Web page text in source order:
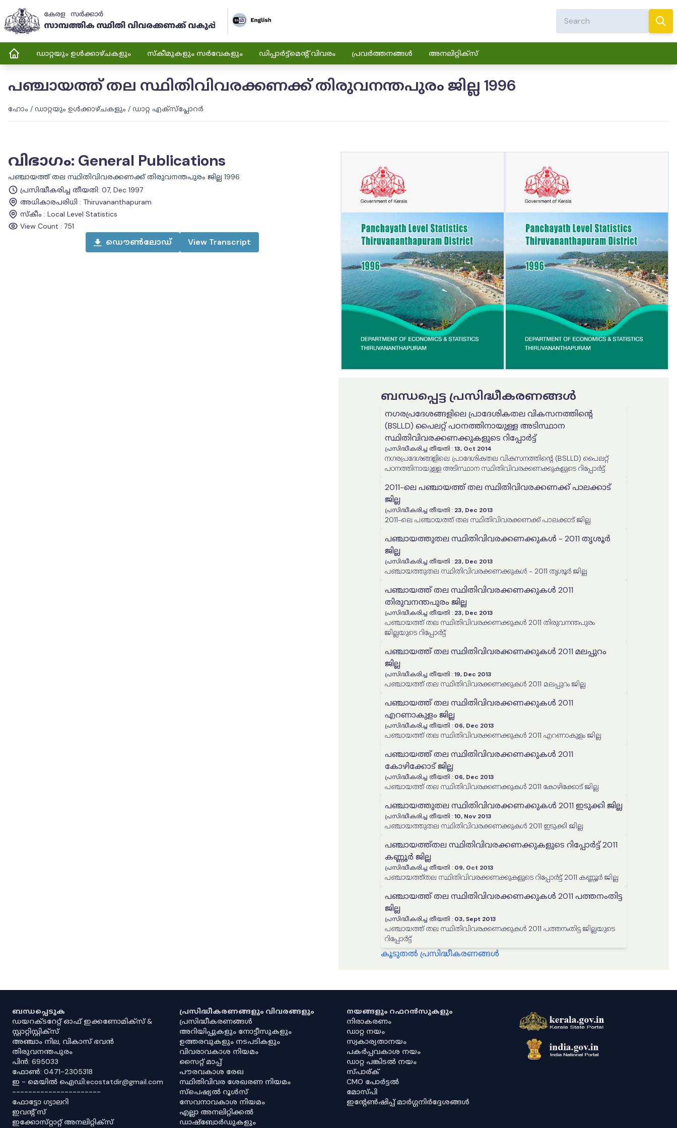
ഡാറ്റയും ഉൾക്കാഴ്ചകളും സ്കീമുകളും സർവേകളും ഡിപ്പാർട്ട്മെന്റ് വിവരം പ്രവർത്തനങ്ങൾ അനലിറ്റിക്സ്
പഞ്ചായത്ത് തല സ്ഥിതിവിവരക്കണക്ക് തിരുവനന്തപുരം ജില്ല 1996
ഹോം / ഡാറ്റയും ഉൾക്കാഴ്ചകളും / ഡാറ്റ എക്സ്പ്ലോറർ
വിഭാഗം: General Publications
പഞ്ചായത്ത് തല സ്ഥിതിവിവരക്കണക്ക് തിരുവനന്തപുരം ജില്ല 1996
പ്രസിദ്ധീകരിച്ച തീയതി: 07, Dec 1997
അധികാരപരിധി : Thiruvananthapuram
സ്കീം : Local Level Statistics
View Count : 751
ഡൌൺലോഡ് View Transcript
ബന്ധപ്പെട്ട പ്രസിദ്ധീകരണങ്ങൾ
നഗരപ്രദേശങ്ങളിലെ പ്രാദേശികതല വികസനത്തിന്റെ
(BSLLD) പൈലറ്റ് പഠനത്തിനായുള്ള അടിസ്ഥാന
സ്ഥിതിവിവരക്കണക്കുകളുടെ റിപ്പോർട്ട്
പ്രസിദ്ധീകരിച്ച തീയതി :13, Oct 2014
നഗരപ്രദേശങ്ങളിലെ പ്രാദേശികതല വികസനത്തിന്റെ (BSLLD) പൈലറ്റ്
പഠനത്തിനായുള്ള അടിസ്ഥാന സ്ഥിതിവിവരക്കണക്കുകളുടെ റിപ്പോർട്ട്
2011-ലെ പഞ്ചായത്ത് തല സ്ഥിതിവിവരക്കണക്ക് പാലക്കാട്
ജില്ല
പ്രസിദ്ധീകരിച്ച തീയതി : 23, Dec 2013
2011-ലെ പഞ്ചായത്ത് തല സ്ഥിതിവിവരക്കണക്ക് പാലക്കാട് ജില്ല
പഞ്ചായത്തുതല സ്ഥിതിവിവരക്കണക്കുകൾ - 2011 തൃശൂർ
ജില്ല
പ്രസിദ്ധീകരിച്ച തീയതി : 23, Dec 2013
പഞ്ചായത്തുതല സ്ഥിതിവിവരക്കണക്കുകൾ - 2011 തൃശൂർ ജില്ല
പഞ്ചായത്ത് തല സ്ഥിതിവിവരക്കണക്കുകൾ 2011
തിരുവനന്തപുരം ജില്ല
പ്രസിദ്ധീകരിച്ച തീയതി : 23, Dec 2013
പഞ്ചായത്ത് തല സ്ഥിതിവിവരക്കണക്കുകൾ 2011 തിരുവനന്തപുരം
ജില്ലയുടെ റിപ്പോർട്ട്
പഞ്ചായത്ത് തല സ്ഥിതിവിവരക്കണക്കുകൾ 2011 മലപ്പുറം
ജില്ല
പ്രസിദ്ധീകരിച്ച തീയതി :19, Dec 2013
പഞ്ചായത്ത് തല സ്ഥിതിവിവരക്കണക്കുകൾ 2011 മലപ്പുറം ജില്ല
പഞ്ചായത്ത് തല സ്ഥിതിവിവരക്കണക്കുകൾ 2011
എറണാകുളം ജില്ല
പ്രസിദ്ധീകരിച്ച തീയതി : 06, Dec 2013
പഞ്ചായത്ത് തല സ്ഥിതിവിവരക്കണക്കുകൾ 2011 എറണാകുളം ജില്ല
പഞ്ചായത്ത് തല സ്ഥിതിവിവരക്കണക്കുകൾ 2011
കോഴിക്കോട് ജില്ല
പ്രസിദ്ധീകരിച്ച തീയതി : 06, Dec 2013
പഞ്ചായത്ത് തല സ്ഥിതിവിവരക്കണക്കുകൾ 2011 കോഴിക്കോട് ജില്ല
പഞ്ചായത്തുതല സ്ഥിതിവിവരക്കണക്കുകൾ 2011 ഇടുക്കി ജില്ല
പ്രസിദ്ധീകരിച്ച തീയതി :10, Nov 2013
പഞ്ചായത്തുതല സ്ഥിതിവിവരക്കണക്കുകൾ 2011 ഇടുക്കി ജില്ല
പഞ്ചായത്ത്തല സ്ഥിതിവിവരക്കണക്കുകളുടെ റിപ്പോർട്ട് 2011
കണ്ണൂർ ജില്ല
പ്രസിദ്ധീകരിച്ച തീയതി : 09, Oct 2013
പഞ്ചായത്ത്തല സ്ഥിതിവിവരക്കണക്കുകളുടെ റിപ്പോർട്ട് 2011 കണ്ണൂർ ജില്ല
പഞ്ചായത്ത് തല സ്ഥിതിവിവരക്കണക്കുകൾ 2011 പത്തനംതിട്ട
ജില്ല
പ്രസിദ്ധീകരിച്ച തീയതി : 03, Sept 2013
പഞ്ചായത്ത് തല സ്ഥിതിവിവരക്കണക്കുകൾ 2011 പത്തനംതിട്ട ജില്ലയുടെ
റിപ്പോർട്ട്
കൂടുതൽ പ്രസിദ്ധീകരണങ്ങൾ
ബന്ധപ്പെടുക
ഡയറക്ടറേറ്റ് ഓഫ് ഇക്കണോമിക്സ് &
സ്റ്റാറ്റിസ്റ്റിക്സ്
അഞ്ചാം നില, വികാസ് ഭവൻ
തിരുവനന്തപുരം
പിൻ: 695033
ഫോൺ: 0471-2305318
ഇ - മെയിൽ ഐഡി:ecostatdir@gmail.com
----------------------
ഫോട്ടോ ഗ്യാലറി
ഇവൻ്റ് സ്
ഇക്കോസ്‌റ്റാറ്റ് അനലിറ്റിക്‌സ്
പ്രസിദ്ധീകരണങ്ങളും വിവരങ്ങളും
പ്രസിദ്ധീകരണങ്ങൾ
അറിയിപ്പുകളും നോട്ടീസുകളും
ഉത്തരവുകളും നടപടികളും
വിവരാവകാശ നിയമം
സൈറ്റ് മാപ്പ്
പൗരവകാശ രേഖ
സ്ഥിതിവിവര ശേഖരണ നിയമം
സ്‌പെഷ്യൽ റൂൾസ്
സേവനാവകാശ നിയമം
എല്ലാ അനലിറ്റിക്കൽ
ഡാഷ്‌ബോർഡുകളും
നയങ്ങളും റഫറൻസുകളും
നിരാകരണം
ഡാറ്റ നയം
സ്വകാര്യതാനയം
പകർപ്പവകാശ നയം
ഡാറ്റ പങ്കിടൽ നയം
സ്പാര്ക്
CMO പോർട്ടൽ
മോസ്പി
ഇൻ്റേൺഷിപ്പ് മാർഗ്ഗനിർദ്ദേശങ്ങൾ